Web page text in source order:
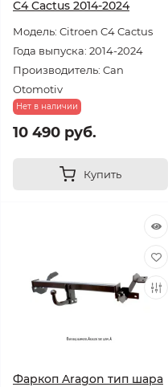
C4 Cactus 2014-2024
Модель: Citroen C4 Cactus
Года выпуска: 2014-2024
Производитель: Can
Otomotiv
Нет в наличии
10 490 руб.
Купить
Фаркоп Aragon тип шара